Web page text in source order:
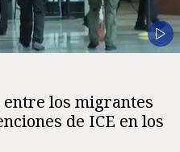
entre los migrantes
de ICE en los